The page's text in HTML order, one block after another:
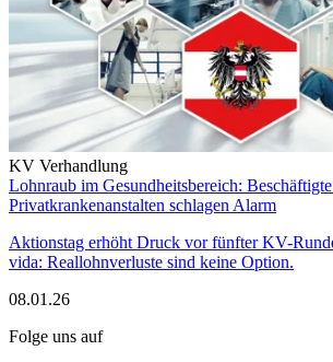
KV Verhandlung
Lohnraub im Gesundheitsbereich:
Privatkrankenanstalten schlagen Alarm
Aktionstag erhöht Druck vor fünfter KV-
vida: Reallohnverluste sind keine Option.
08.01.26
Folge uns auf